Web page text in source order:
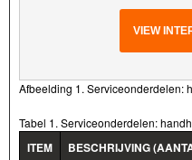
VIEW
Afbeelding 1. Serviceonderdelen:
Tabel 1. Serviceonderdelen:
ITEM BESCHRIJVING